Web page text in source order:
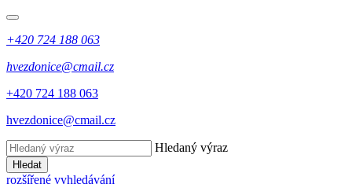
+420 724 188 063
hvezdonice@cmail.cz
+420 724 188 063
hvezdonice@cmail.cz
Hledaný výraz
Hledat
rozšířené vyhledávání